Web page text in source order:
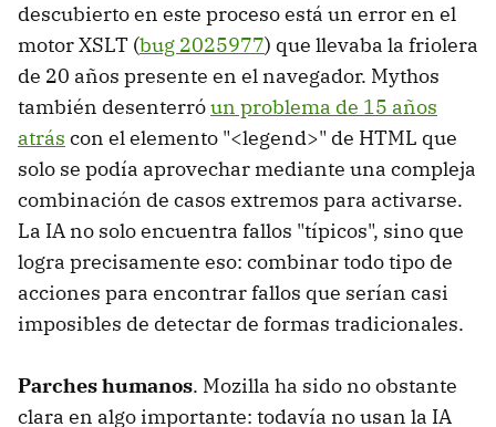
descubierto en este proceso está un error en el
motor XSLT (bug 2025977) que llevaba la friolera
de 20 años presente en el navegador. Mythos
también desenterróun problema de 15 años
atrás con el elemento "<legend>" de HTML que
solo se podía aprovechar mediante una compleja
combinación de casos extremos para activarse.
La IA no solo encuentra fallos "típicos", sino que
logra precisamente eso: combinar todo tipo de
acciones para encontrar fallos que serían casi
imposibles de detectar de formas tradicionales.
Parches humanos. Mozilla ha sido no obstante
clara en algo importante: todavía no usan la IA